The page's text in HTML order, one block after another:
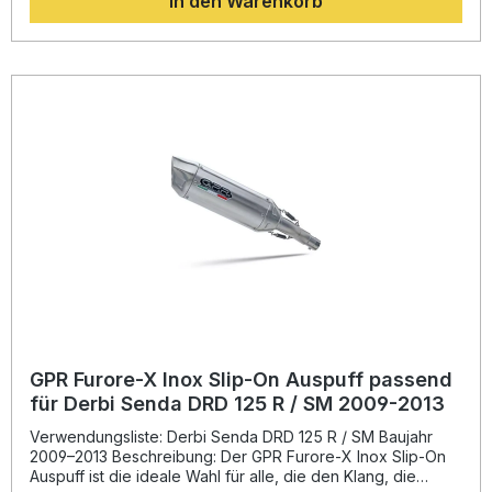
Originalauspuff. Das aerodynamische Design sorgt für ein
modernes Erscheinungsbild und einen kernigen, aber
homologiert und somit legal im Straßenverkehr nutzbar. Der
und Präzision in jedem Detail. Verbesserte Leistung und
Drehmoment durch optimierten Abgasfluss Hochwertige,
leichte Materialien für deutliche Gewichtsreduktion
Abnehmbarer dB-Killer für individuell anpassbaren Sound
Homologiert – legal in der EU, UK, USA, Japan, Mexiko und
GPR Furore-X Inox Slip-On Auspuff passend
für Derbi Senda DRD 125 R / SM 2009-2013
Verwendungsliste: Derbi Senda DRD 125 R / SM Baujahr
2009–2013 Beschreibung: Der GPR Furore-X Inox Slip-On
Auspuff ist die ideale Wahl für alle, die den Klang, die